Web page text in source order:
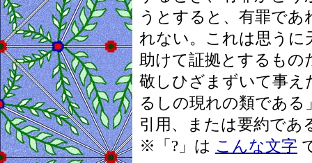
うとすると、有罪で
れない。これは思うに
助けて証拠とするもの
敬しひざまずいて事え
るしの現れの類であ
引用、または要約であ
※「?」は こんな文字